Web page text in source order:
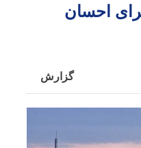
احسان
گزارش